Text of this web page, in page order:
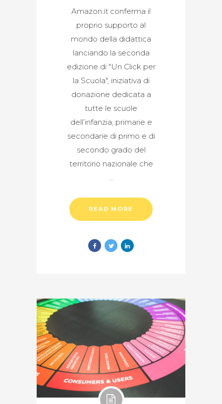
Amazon.it conferma il
proprio supporto al
mondo della didattica
lanciando la seconda
edizione di "Un Click per
la Scuola", iniziativa di
donazione dedicata a
tutte le scuole
dell’infanzia, primarie e
secondarie di primo e di
secondo grado del
territorio nazionale che
READ MORE